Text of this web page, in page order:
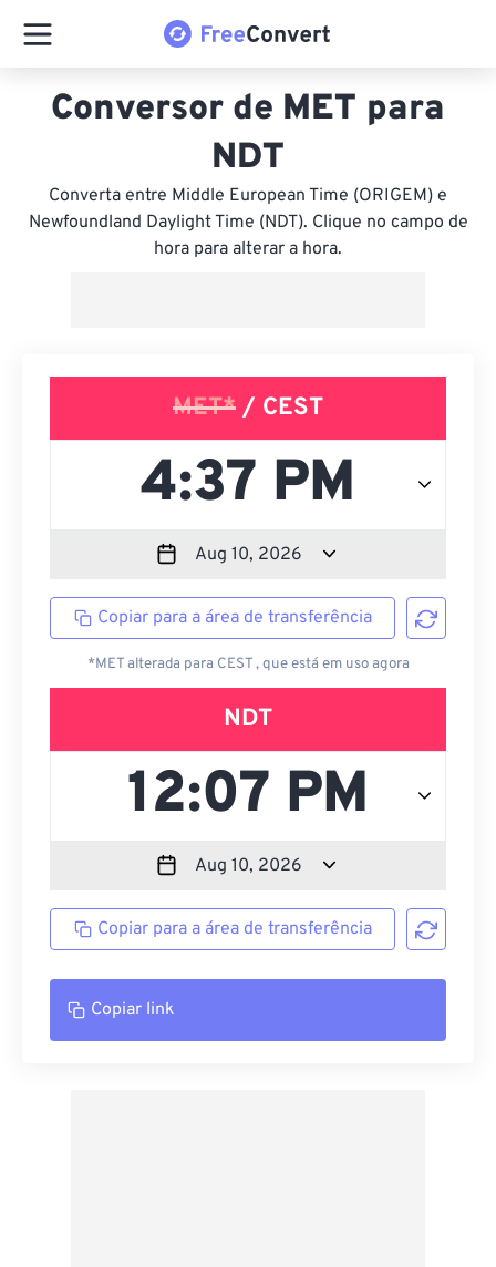
Conversor de MET para
NDT
Converta entre Middle European Time (ORIGEM) e
Newfoundland Daylight Time (NDT). Clique no campo de
hora para alterar a hora.
MET* / CEST
Copiar para a área de transferência
*MET alterada para CEST , que está em uso agora
NDT
Copiar para a área de transferência
Copiar link